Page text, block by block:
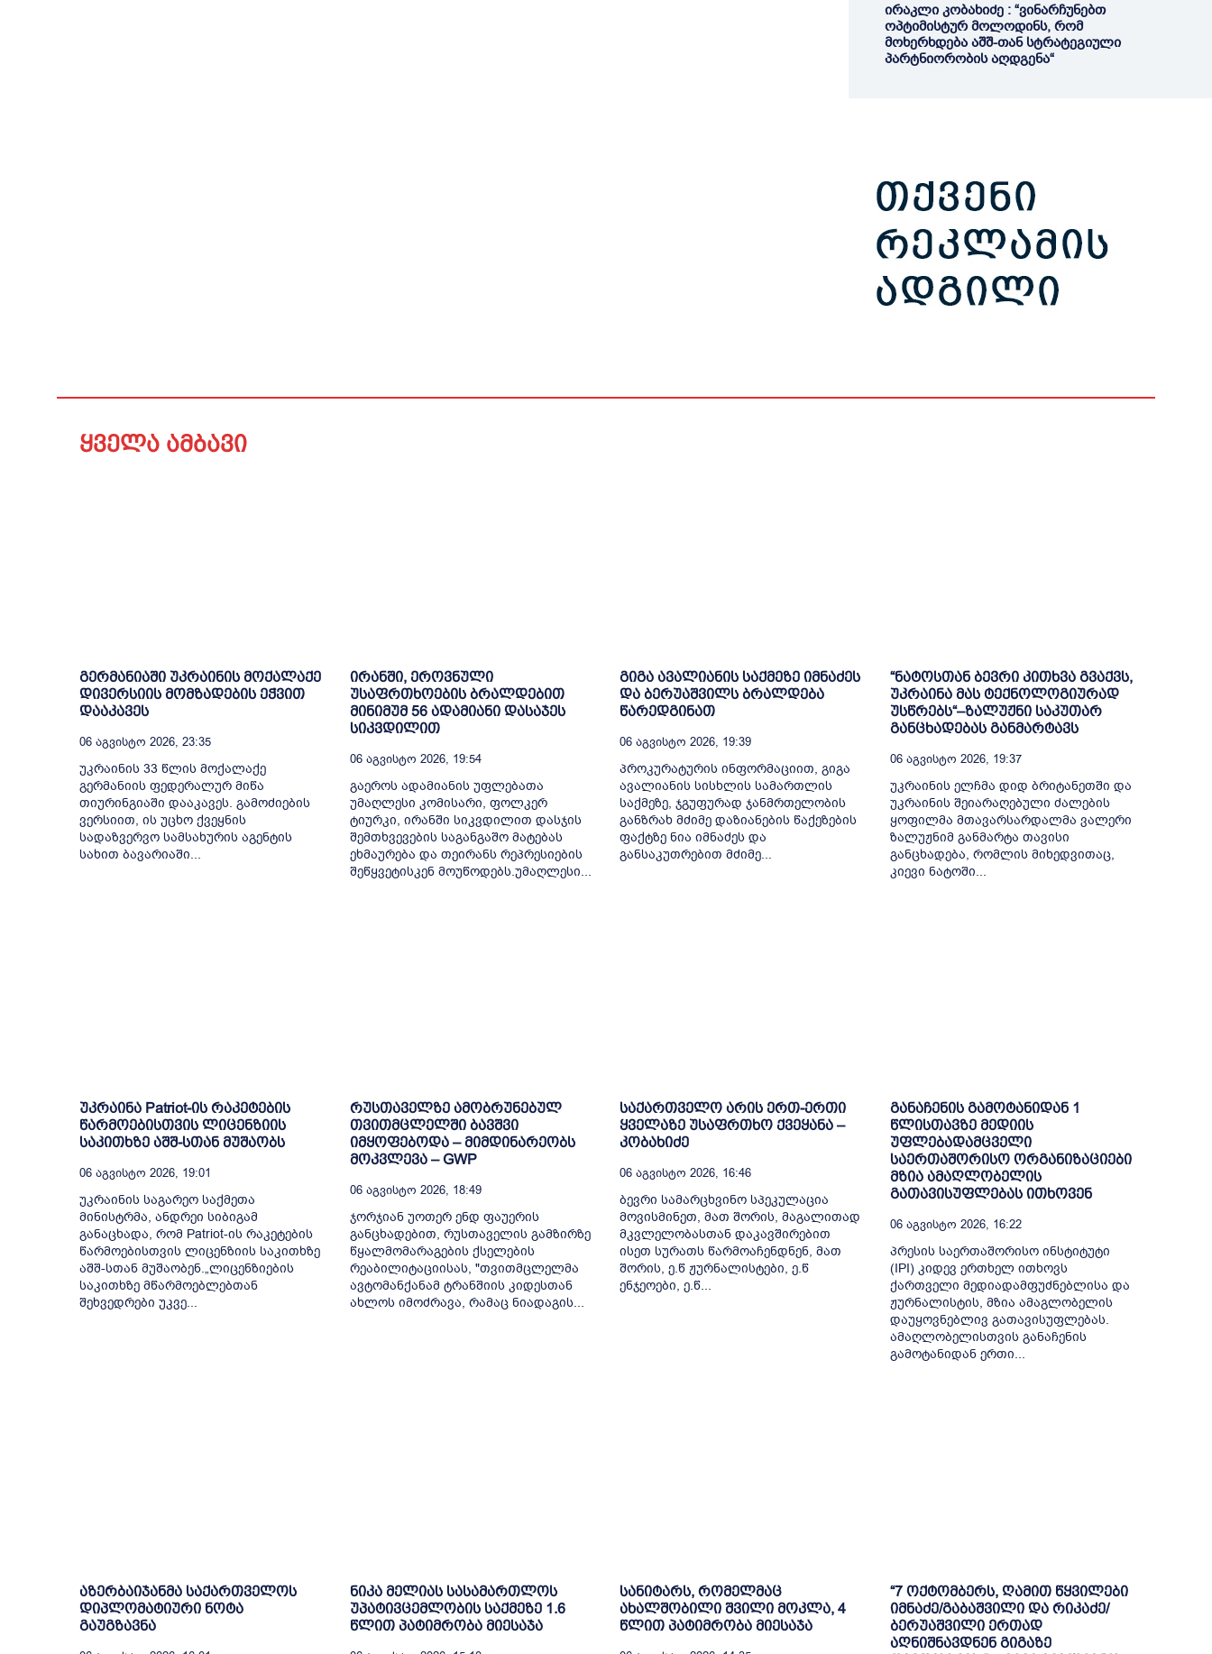
ირაკლი კობახიძე : “ვინარჩუნებთ
ოპტიმისტურ მოლოდინს, რომ
მოხერხდება აშშ-თან სტრატეგიული
პარტნიორობის აღდგენა“
ყველა ამბავი
გერმანიაში უკრაინის მოქალაქე
დივერსიის მომზადების ეჭვით
დააკავეს
06 Აგვისტო 2026, 23:35
უკრაინის 33 წლის მოქალაქე
გერმანიის ფედერალურ მიწა
თიურინგიაში დააკავეს. გამოძიების
ვერსიით, ის უცხო ქვეყნის
სადაზვერვო სამსახურის აგენტის
სახით ბავარიაში...
ირანში, ეროვნული
უსაფრთხოების ბრალდებით
მინიმუმ 56 ადამიანი დასაჯეს
სიკვდილით
06 Აგვისტო 2026, 19:54
გაეროს ადამიანის უფლებათა
უმაღლესი კომისარი, ფოლკერ
ტიურკი, ირანში სიკვდილით დასჯის
შემთხვევების საგანგაშო მატებას
ეხმაურება და თეირანს რეპრესიების
შეწყვეტისკენ მოუწოდებს.უმაღლესი...
გიგა ავალიანის საქმეზე იმნაძეს
და ბერუაშვილს ბრალდება
წარედგინათ
06 Აგვისტო 2026, 19:39
პროკურატურის ინფორმაციით, გიგა
ავალიანის სისხლის სამართლის
საქმეზე, ჯგუფურად ჯანმრთელობის
განზრახ მძიმე დაზიანების წაქეზების
ფაქტზე ნია იმნაძეს და
განსაკუთრებით მძიმე...
“ნატოსთან ბევრი კითხვა გვაქვს,
უკრაინა მას ტექნოლოგიურად
უსწრებს“–ზალუჟნი საკუთარ
განცხადებას განმარტავს
06 Აგვისტო 2026, 19:37
უკრაინის ელჩმა დიდ ბრიტანეთში და
უკრაინის შეიარაღებული ძალების
ყოფილმა მთავარსარდალმა ვალერი
ზალუჟნიმ განმარტა თავისი
განცხადება, რომლის მიხედვითაც,
კიევი ნატოში...
უკრაინა Patriot-ის რაკეტების
წარმოებისთვის ლიცენზიის
საკითხზე აშშ-სთან მუშაობს
06 Აგვისტო 2026, 19:01
უკრაინის საგარეო საქმეთა
მინისტრმა, ანდრეი სიბიგამ
განაცხადა, რომ Patriot-ის რაკეტების
წარმოებისთვის ლიცენზიის საკითხზე
აშშ-სთან მუშაობენ.„ლიცენზიების
საკითხზე მწარმოებლებთან
შეხვედრები უკვე...
რუსთაველზე ამობრუნებულ
თვითმცლელში ბავშვი
იმყოფებოდა – მიმდინარეობს
მოკვლევა – GWP
06 Აგვისტო 2026, 18:49
ჯორჯიან უოთერ ენდ ფაუერის
განცხადებით, რუსთაველის გამზირზე
წყალმომარაგების ქსელების
რეაბილიტაციისას, "თვითმცლელმა
ავტომანქანამ ტრანშიის კიდესთან
ახლოს იმოძრავა, რამაც ნიადაგის...
საქართველო არის ერთ-ერთი
ყველაზე უსაფრთხო ქვეყანა –
კობახიძე
06 Აგვისტო 2026, 16:46
ბევრი სამარცხვინო სპეკულაცია
მოვისმინეთ, მათ შორის, მაგალითად
მკვლელობასთან დაკავშირებით
ისეთ სურათს წარმოაჩენდნენ, მათ
შორის, ე.წ ჟურნალისტები, ე.წ
ენჯეოები, ე.წ...
განაჩენის გამოტანიდან 1
წლისთავზე მედიის
უფლებადამცველი
საერთაშორისო ორგანიზაციები
მზია ამაღლობელის
გათავისუფლებას ითხოვენ
06 Აგვისტო 2026, 16:22
პრესის საერთაშორისო ინსტიტუტი
(IPI) კიდევ ერთხელ ითხოვს
ქართველი მედიადამფუძნებლისა და
ჟურნალისტის, მზია ამაგლობელის
დაუყოვნებლივ გათავისუფლებას.
ამაღლობელისთვის განაჩენის
გამოტანიდან ერთი...
აზერბაიჯანმა საქართველოს
დიპლომატიური ნოტა
გაუგზავნა
ნიკა მელიას სასამართლოს
უპატივცემლობის საქმეზე 1.6
წლით პატიმრობა მიესაჯა
სანიტარს, რომელმაც
ახალშობილი შვილი მოკლა, 4
წლით პატიმრობა მიესაჯა
“7 ოქტომბერს, ღამით წყვილები
იმნაძე/გაბაშვილი და რიკაძე/
ბერუაშვილი ერთად
აღნიშნავდნენ გიგაზე